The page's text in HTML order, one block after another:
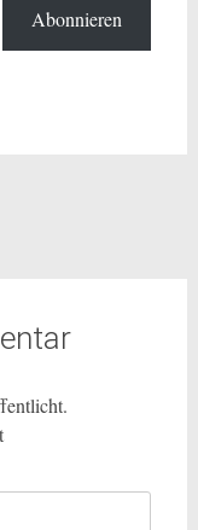
Abonnieren